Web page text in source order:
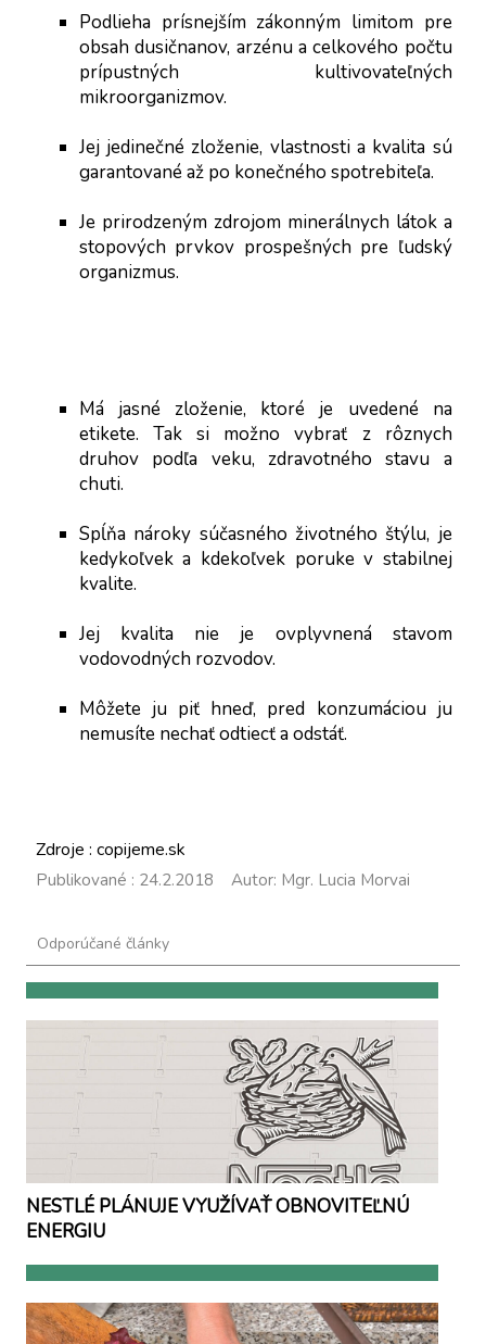
Podlieha prísnejším zákonným limitom pre
obsah dusičnanov, arzénu a celkového počtu
prípustných kultivovateľných
mikroorganizmov.
Jej jedinečné zloženie, vlastnosti a kvalita sú
garantované až po konečného spotrebiteľa.
Je prirodzeným zdrojom minerálnych látok a
stopových prvkov prospešných pre ľudský
organizmus.
Má jasné zloženie, ktoré je uvedené na
etikete. Tak si možno vybrať z rôznych
druhov podľa veku, zdravotného stavu a
chuti.
Spĺňa nároky súčasného životného štýlu, je
kedykoľvek a kdekoľvek poruke v stabilnej
kvalite.
Jej kvalita nie je ovplyvnená stavom
vodovodných rozvodov.
Môžete ju piť hneď, pred konzumáciou ju
nemusíte nechať odtiecť a odstáť.
Zdroje : copijeme.sk
Publikované : 24.2.2018 Autor: Mgr. Lucia Morvai
Odporúčané články
NESTLÉ PLÁNUJE VYUŽÍVAŤ OBNOVITEĽNÚ
ENERGIU